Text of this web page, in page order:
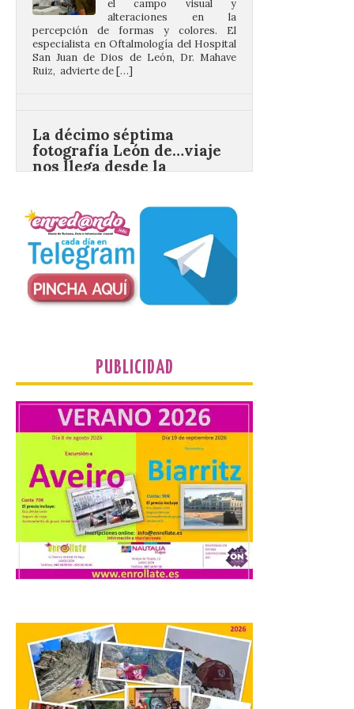
Ruiz, advierte de […]
La décimo séptima
carretera CL 626 con
motivo de la marcha en
defensa de FEVE
Nueva edición de León
de…viaje. Una iniciativa
organizado por la sección
juvenil de la Asociación
Enróllate, la Asociación
Conceyu País Llionés y el Diario de
Camarzius fest: frente al
macroevento, un festival
cultural transformador
que apuesta por el legado.
6 Ago 2026
Los días 7, 8 y 9 de agosto
de 2026, Camarzana de
Tera volverá a convertirse
en punto de encuentro,
con la Villa Romana de
El Ayuntamiento de
Cabrillanes analizará,
PUBLICIDAD